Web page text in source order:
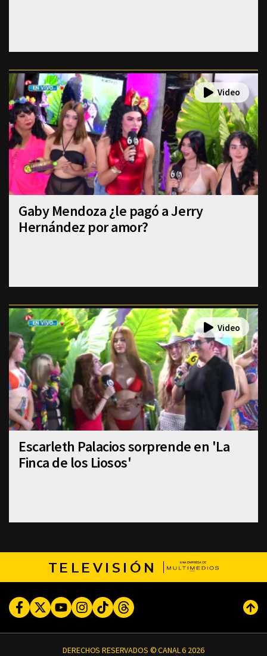
Gaby Mendoza ¿le pagó a Jerry
Hernández por amor?
Escarleth Palacios sorprende en 'La
Finca de los Liosos'
TELEVISIÓN
FacebookTwitterYoutubeInstagram
TikTokThreads
DERECHOS RESERVADOS © CANAL 6 2026